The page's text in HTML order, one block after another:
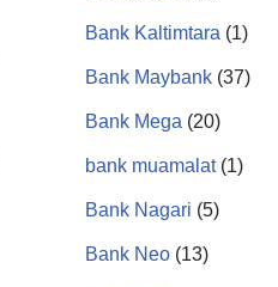
Bank Kaltimtara (1)
Bank Maybank (37)
Bank Mega (20)
bank muamalat(1)
Bank Nagari (5)
Bank Neo (13)